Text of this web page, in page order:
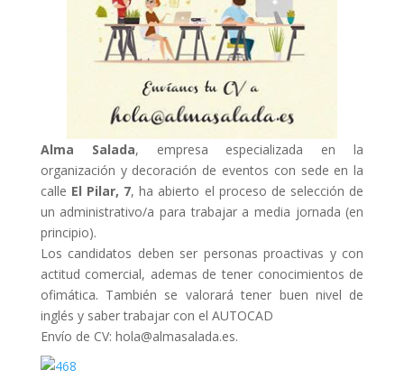
Alma Salada, empresa especializada en la
organización y decoración de eventos con sede en la
calle El Pilar, 7, ha abierto el proceso de selección de
un administrativo/a para trabajar a media jornada (en
principio).
Los candidatos deben ser personas proactivas y con
actitud comercial, ademas de tener conocimientos de
ofimática. También se valorará tener buen nivel de
inglés y saber trabajar con el AUTOCAD
Envío de CV: hola@almasalada.es.